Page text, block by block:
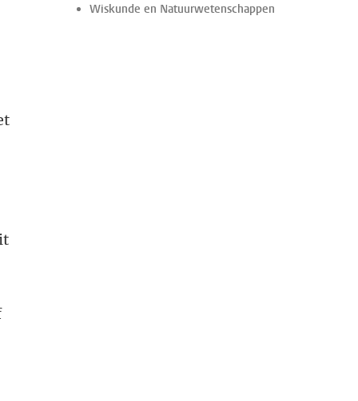
Wiskunde en Natuurwetenschappen